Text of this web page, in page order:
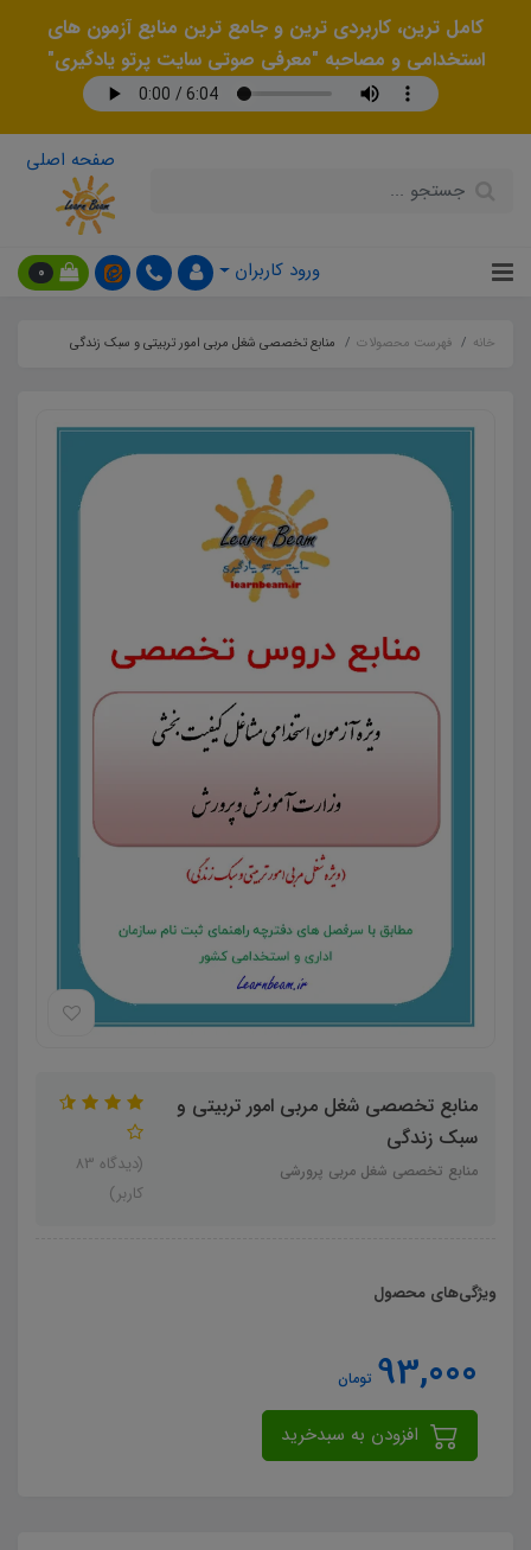
کامل ترین، کاربردی ترین و جامع ترین منابع آزمون های
استخدامی و مصاحبه "معرفی صوتی سایت پرتو یادگیری"
صفحه اصلی
ورود کاربران 0
خانه فهرست محصولات منابع تخصصی شغل مربی امور تربیتی و سبک زندگی
منابع تخصصی شغل مربی امور تربیتی و
سبک زندگی
منابع تخصصی شغل مربی پرورشی
(دیدگاه 83
کاربر)
ویژگی‌های محصول
93,000 تومان